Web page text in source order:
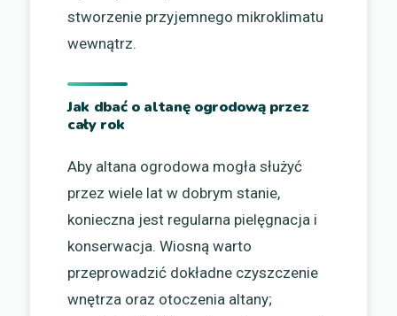
stworzenie przyjemnego mikroklimatu
wewnątrz.
Jak dbać o altanę ogrodową przez
cały rok
Aby altana ogrodowa mogła służyć
przez wiele lat w dobrym stanie,
konieczna jest regularna pielęgnacja i
konserwacja. Wiosną warto
przeprowadzić dokładne czyszczenie
wnętrza oraz otoczenia altany;